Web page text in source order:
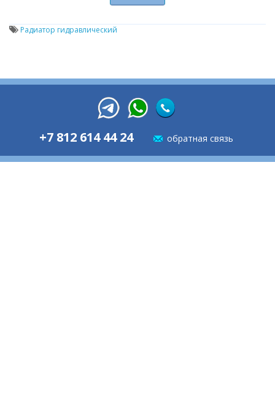
Радиатор гидравлический
+7 812 614 44 24 обратная связь